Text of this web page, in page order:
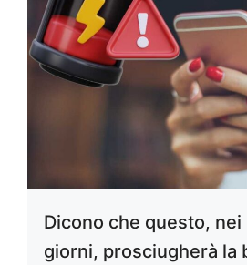
Dicono che questo,
giorni, prosciugherà la